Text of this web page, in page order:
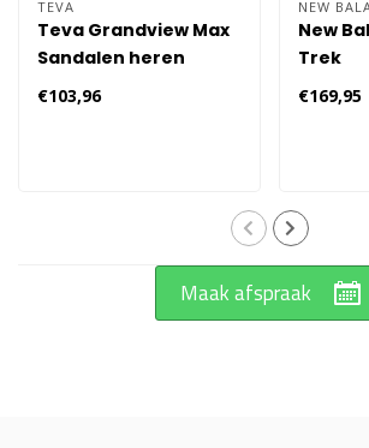
TEVA
Teva Grandview Max
Sandalen heren
€103,96
NEW
New
Trek
Heren
€169,95
Maak afspraak